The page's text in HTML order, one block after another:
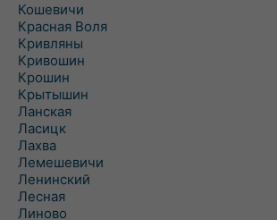
Кошевичи
Красная Воля
Кривляны
Кривошин
Крошин
Крытышин
Ланская
Ласицк
Лахва
Лемешевичи
Ленинский
Лесная
Линово